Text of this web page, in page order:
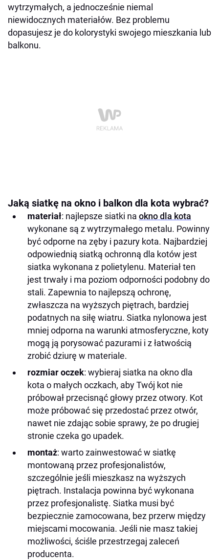
wytrzymałych, a jednocześnie niemal
niewidocznych materiałów. Bez problemu
dopasujesz je do kolorystyki swojego mieszkania lub
balkonu.
Jaką siatkę na okno i balkon dla kota wybrać?
materiał: najlepsze siatki na okno dla kota
wykonane są z wytrzymałego metalu. Powinny
być odporne na zęby i pazury kota. Najbardziej
odpowiednią siatką ochronną dla kotów jest
siatka wykonana z polietylenu. Materiał ten
jest trwały i ma poziom odporności podobny do
stali. Zapewnia to najlepszą ochronę,
zwłaszcza na wyższych piętrach, bardziej
podatnych na siłę wiatru. Siatka nylonowa jest
mniej odporna na warunki atmosferyczne, koty
mogą ją porysować pazurami i z łatwością
zrobić dziurę w materiale.
rozmiar oczek: wybieraj siatka na okno dla
kota o małych oczkach, aby Twój kot nie
próbował przecisnąć głowy przez otwory. Kot
może próbować się przedostać przez otwór,
nawet nie zdając sobie sprawy, że po drugiej
stronie czeka go upadek.
montaż: warto zainwestować w siatkę
montowaną przez profesjonalistów,
szczególnie jeśli mieszkasz na wyższych
piętrach. Instalacja powinna być wykonana
przez profesjonalistę. Siatka musi być
bezpiecznie zamocowana, bez przerw między
miejscami mocowania. Jeśli nie masz takiej
możliwości, ściśle przestrzegaj zaleceń
producenta.